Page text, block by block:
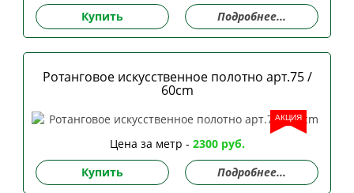
Купить
Подробнее...
Ротанговое искусственное полотно арт.75 /
60сm
АКЦИЯ
Цена за метр - 2300 руб.
Купить
Подробнее...